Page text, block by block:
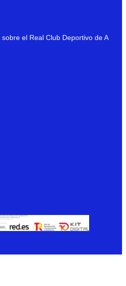
sobre el Real Club Deportivo de A